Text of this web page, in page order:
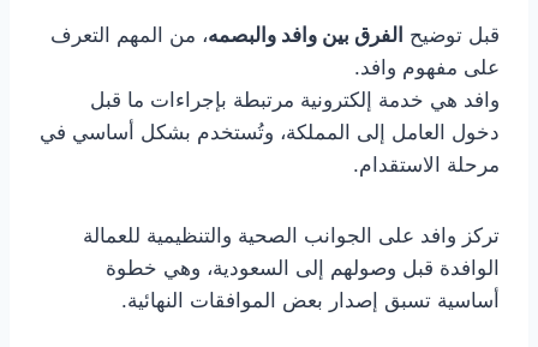
قبل توضيح الفرق بين وافد والبصمه، من المهم التعرف
على مفهوم وافد.
وافد هي خدمة إلكترونية مرتبطة بإجراءات ما قبل
دخول العامل إلى المملكة، وتُستخدم بشكل أساسي في
مرحلة الاستقدام.
تركز وافد على الجوانب الصحية والتنظيمية للعمالة
الوافدة قبل وصولهم إلى السعودية، وهي خطوة
أساسية تسبق إصدار بعض الموافقات النهائية.